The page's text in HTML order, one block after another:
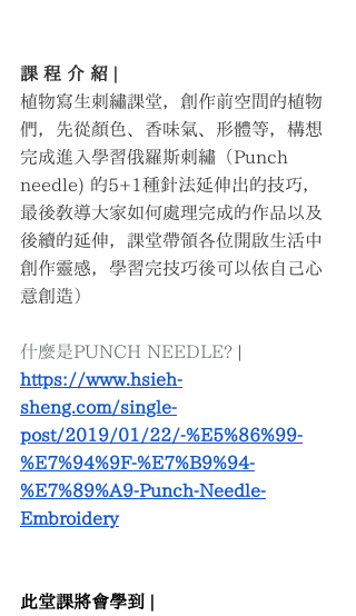
課 程 介 紹 |
植物寫生刺繡課堂，創作前空間的植物
們，先從顏色、香味氣、形體等，構想
完成進入學習俄羅斯刺繡（Punch
needle) 的5+1種針法延伸出的技巧，
最後教導大家如何處理完成的作品以及
後續的延伸，課堂帶領各位開啟生活中
創作靈感，學習完技巧後可以依自己心
意創造）
什麼是PUNCH NEEDLE? |
https://www.hsieh-
sheng.com/single-
post/2019/01/22/-%E5%86%99-
%E7%94%9F-%E7%B9%94-
%E7%89%A9-Punch-Needle-
Embroidery
此堂課將會學到 |